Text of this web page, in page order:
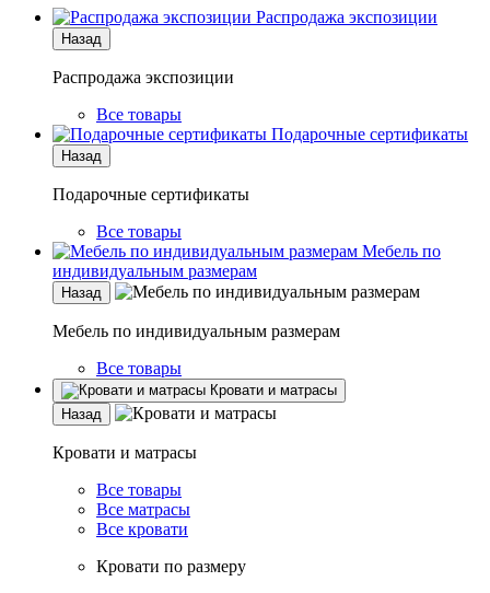
Распродажа экспозиции
Назад
Распродажа экспозиции
Все товары
Подарочные сертификаты
Назад
Подарочные сертификаты
Все товары
Мебель по
индивидуальным размерам
Назад
Мебель по индивидуальным размерам
Все товары
Кровати и матрасы
Назад
Кровати и матрасы
Все товары
Все матрасы
Все кровати
Кровати по размеру